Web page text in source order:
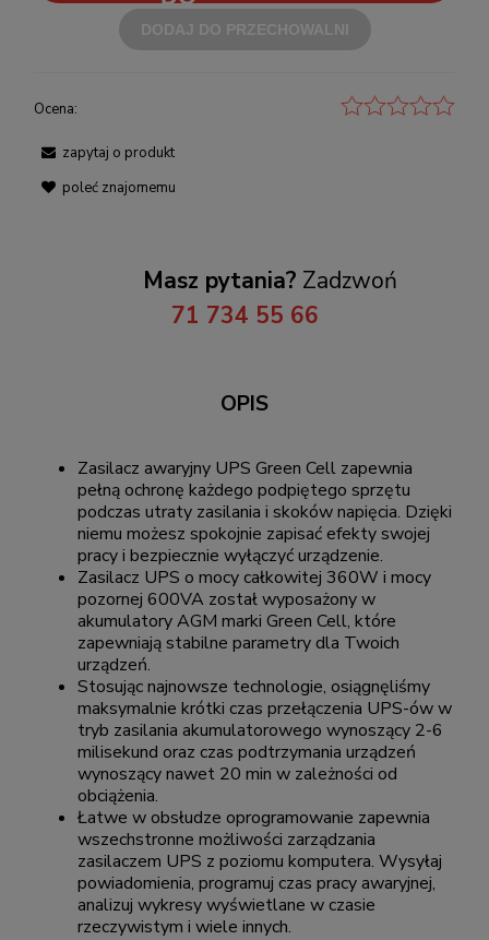
Ocena:
zapytaj o produkt
poleć znajomemu
Masz pytania? Zadzwoń
71 734 55 66
OPIS
Zasilacz awaryjny UPS Green Cell zapewnia
pełną ochronę każdego podpiętego sprzętu
podczas utraty zasilania i skoków napięcia. Dzięki
niemu możesz spokojnie zapisać efekty swojej
pracy i bezpiecznie wyłączyć urządzenie.
Zasilacz UPS o mocy całkowitej 360W i mocy
pozornej 600VA został wyposażony w
akumulatory AGM marki Green Cell, które
zapewniają stabilne parametry dla Twoich
urządzeń.
Stosując najnowsze technologie, osiągnęliśmy
maksymalnie krótki czas przełączenia UPS-ów w
tryb zasilania akumulatorowego wynoszący 2-6
milisekund oraz czas podtrzymania urządzeń
wynoszący nawet 20 min w zależności od
obciążenia.
Łatwe w obsłudze oprogramowanie zapewnia
wszechstronne możliwości zarządzania
zasilaczem UPS z poziomu komputera. Wysyłaj
powiadomienia, programuj czas pracy awaryjnej,
analizuj wykresy wyświetlane w czasie
rzeczywistym i wiele innych.